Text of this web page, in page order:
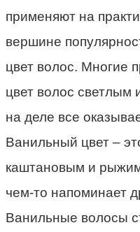
применяют на
вершине
цвет волос. Многие
цвет волос
на деле все
Ванильный цвет –
каштановым и
чем-то напоминает
Ванильные волосы